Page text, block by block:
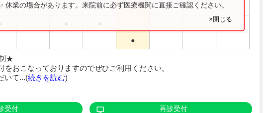
● ● ●
●
休業の場合があります。来院前に必ず医療機関に直接ご確認ください。
×閉じる
★
をおこなっておりますのでぜひご利用ください。
いて...(続きを読む)
受付 再診受付